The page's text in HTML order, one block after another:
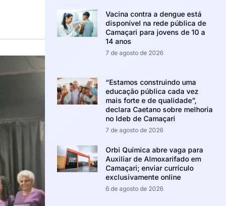
Vacina contra a dengue está
disponível na rede pública de
Camaçari para jovens de 10 a
14 anos
7 de agosto de 2026
“Estamos construindo uma
educação pública cada vez
mais forte e de qualidade”,
declara Caetano sobre melhoria
no Ideb de Camaçari
7 de agosto de 2026
Orbi Química abre vaga para
Auxiliar de Almoxarifado em
Camaçari; enviar currículo
exclusivamente online
6 de agosto de 2026